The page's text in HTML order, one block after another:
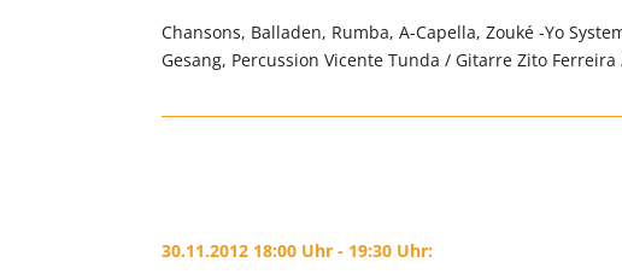
Chansons, Balladen, Rumba, A-Capella, Zouké -Yo
Gesang, Percussion Vicente Tunda / Gitarre Zito
30.11.2012 18:00 Uhr - 19:30 Uhr: